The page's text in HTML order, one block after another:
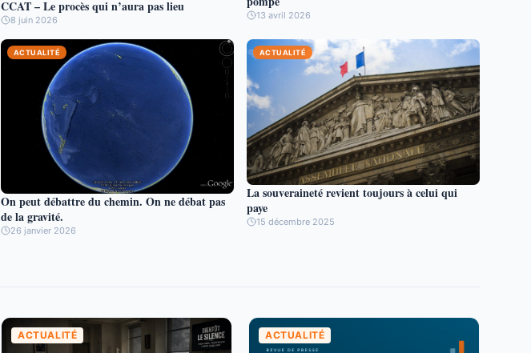
CCAT – Le procès qui n’aura pas lieu
8 juin 2026 13 avril 2026
ACTUALITÉ
On peut débattre du chemin. On ne débat pas
de la gravité.
26 janvier 2026
ACTUALITÉ
La souveraineté revient toujours à celui qui
paye
15 décembre 2025
ACTUALITÉ ACTUALITÉ